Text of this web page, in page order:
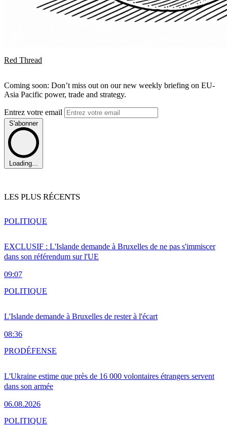
Red Thread
Coming soon: Don’t miss out on our new weekly briefing on EU-
Asia Pacific power, trade and strategy.
Entrez votre email
S'abonner
Loading...
LES PLUS RÉCENTS
EXCLUSIF : L'Islande demande à Bruxelles de ne pas s'immiscer
dans son référendum sur l'UE
09:07
POLITIQUE
L'Islande demande à Bruxelles de rester à l'écart
08:36
POLITIQUE
L'Ukraine estime que près de 16 000 volontaires étrangers servent
dans son armée
06.08.2026
PRODÉFENSE
POLITIQUE